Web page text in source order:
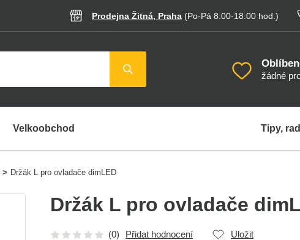
Prodejna Žitná, Praha (Po-Pá 8:00-18:00 hod. )
žádné
Velkoobchod Tipy,
> Držák L pro ovladače dimLED
Držák L pro ovladače
(0) Přidat hodnocení Uložit